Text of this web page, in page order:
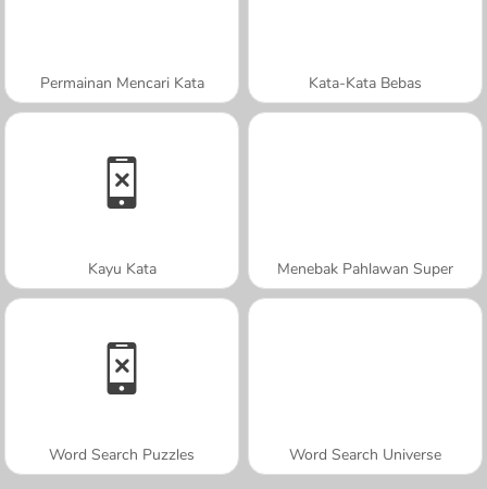
Permainan Mencari Kata Kata-Kata Bebas
Kayu Kata Menebak Pahlawan Super
Word Search Puzzles Word Search Universe